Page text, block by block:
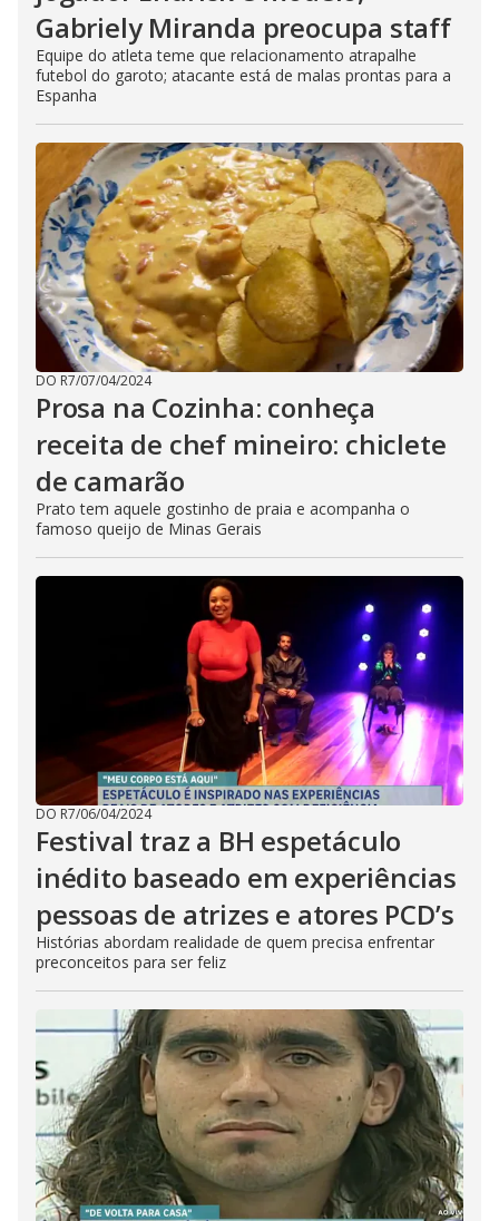
Gabriely Miranda preocupa staff
Equipe do atleta teme que relacionamento atrapalhe
futebol do garoto; atacante está de malas prontas para a
Espanha
DO R7/07/04/2024
Prosa na Cozinha: conheça
receita de chef mineiro: chiclete
de camarão
Prato tem aquele gostinho de praia e acompanha o
famoso queijo de Minas Gerais
DO R7/06/04/2024
Festival traz a BH espetáculo
inédito baseado em experiências
pessoas de atrizes e atores PCD’s
Histórias abordam realidade de quem precisa enfrentar
preconceitos para ser feliz